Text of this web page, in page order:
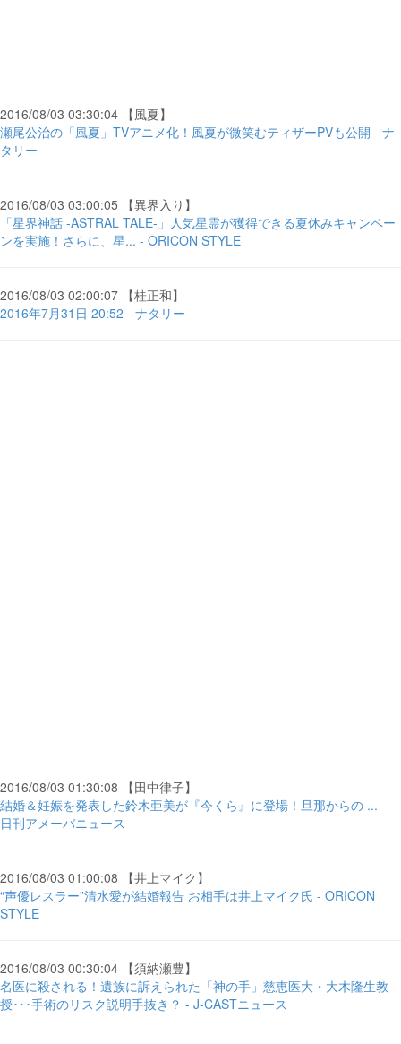
2016/08/03 03:30:04 【風夏】
瀬尾公治の「風夏」TVアニメ化！風夏が微笑むティザーPVも公開 - ナ
タリー
2016/08/03 03:00:05 【異界入り】
「星界神話 -ASTRAL TALE-」人気星霊が獲得できる夏休みキャンペー
ンを実施！さらに、星... - ORICON STYLE
2016/08/03 02:00:07 【桂正和】
2016年7月31日 20:52 - ナタリー
2016/08/03 01:30:08 【田中律子】
結婚＆妊娠を発表した鈴木亜美が『今くら』に登場！旦那からの ... -
日刊アメーバニュース
2016/08/03 01:00:08 【井上マイク】
“声優レスラー”清水愛が結婚報告 お相手は井上マイク氏 - ORICON
STYLE
2016/08/03 00:30:04 【須納瀬豊】
名医に殺される！遺族に訴えられた「神の手」慈恵医大・大木隆生教
授･･･手術のリスク説明手抜き？ - J-CASTニュース